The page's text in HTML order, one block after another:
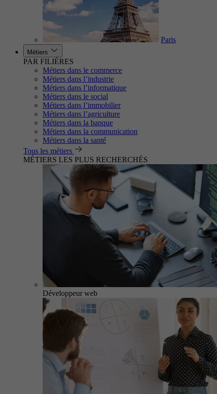
Paris
Métiers
PAR FILIÈRES
Métiers dans le commerce
Métiers dans l’industrie
Métiers dans l’informatique
Métiers dans le social
Métiers dans l’immobilier
Métiers dans l’agriculture
Métiers dans la banque
Métiers dans la communication
Métiers dans la santé
Tous les métiers
MÉTIERS LES PLUS RECHERCHÉS
Développeur web